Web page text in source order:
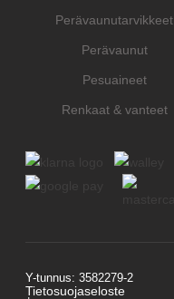
Perävaunutarvikkeet
Perävaunut
Pesuaineet
Renkaat & vanteet
Y-tunnus: 3582279-2
Tietosuojaseloste